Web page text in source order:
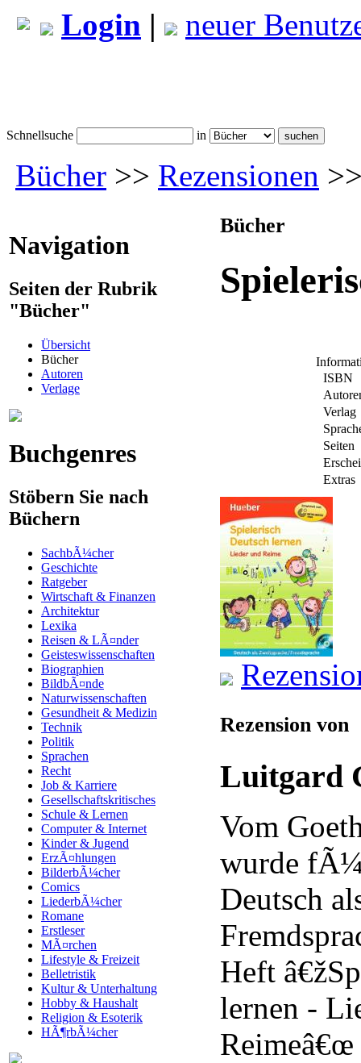
Login | neuer
Schnellsuche in
Bücher >> Rezensionen
Navigation
Seiten der Rubrik
"Bücher"
Übersicht
Bücher
Autoren
Verlage
Buchgenres
Stöbern Sie nach
Büchern
SachbÃ¼cher
Geschichte
Ratgeber
Wirtschaft & Finanzen
Architektur
Lexika
Reisen & LÃ¤nder
Geisteswissenschaften
Biographien
BildbÃ¤nde
Naturwissenschaften
Gesundheit & Medizin
Technik
Politik
Sprachen
Recht
Job & Karriere
Gesellschaftskritisches
Schule & Lernen
Computer & Internet
Kinder & Jugend
ErzÃ¤hlungen
BilderbÃ¼cher
Comics
LiederbÃ¼cher
Romane
Erstleser
MÃ¤rchen
Lifestyle & Freizeit
Belletristik
Kultur & Unterhaltung
Hobby & Haushalt
Religion & Esoterik
HÃ¶rbÃ¼cher
Bücher
ISBN
Verlag
Seiten
Extras
Rezension von
Luitgard
Vom
wurde
Deutsch
Heft
lernen -